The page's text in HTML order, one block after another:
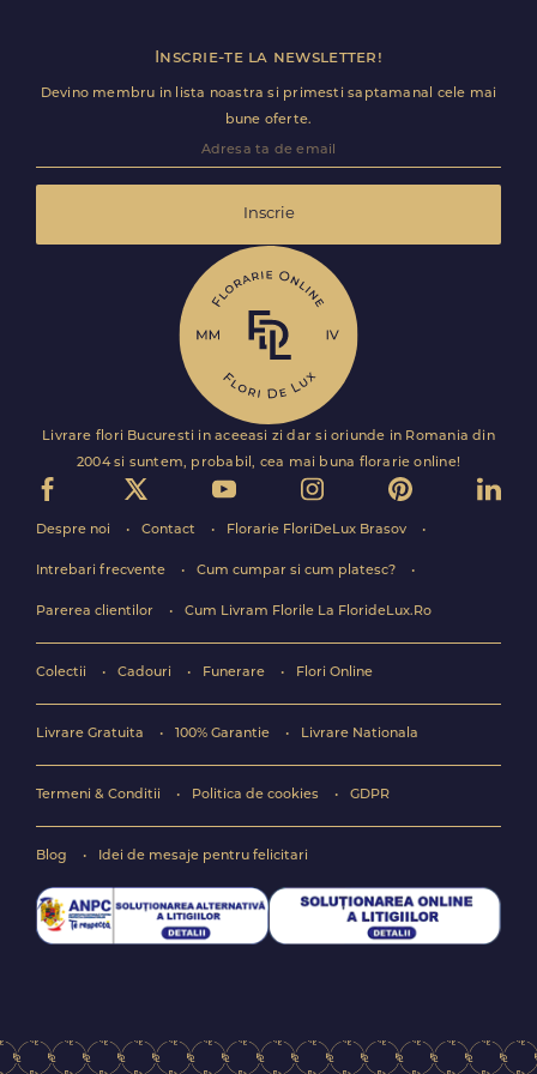
Inscrie-te la newsletter!
Devino membru in lista noastra si primesti saptamanal cele mai
bune oferte.
Inscrie
Livrare flori Bucuresti in aceeasi zi dar si oriunde in Romania din
2004 si suntem, probabil, cea mai buna florarie online!
Despre noi Contact Florarie FloriDeLux Brasov
Intrebari frecvente Cum cumpar si cum platesc?
Parerea clientilor Cum Livram Florile La FlorideLux.Ro
Colectii Cadouri Funerare Flori Online
Livrare Gratuita 100% Garantie Livrare Nationala
Termeni & Conditii Politica de cookies GDPR
Blog Idei de mesaje pentru felicitari